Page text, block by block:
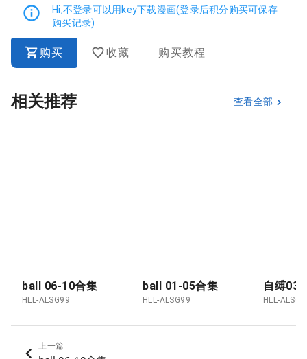
Hi,不登录可以用key下载漫画(登录后积分购买可保存
购买记录)
购买 收藏 购买教程
相关推荐 查看全部
ball 06-10合集
HLL-ALSG99
ball 01-05合集
HLL-ALSG99
自缚03
HLL-
上一篇